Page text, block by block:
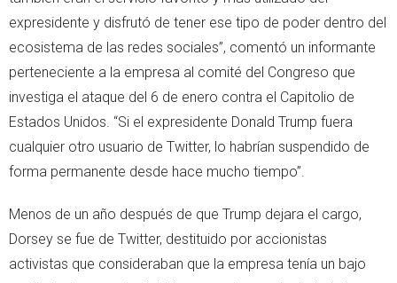
expresidente y disfrutó de tener ese tipo de poder dentro del
ecosistema de las redes sociales”, comentó un informante
perteneciente a la empresa al comité del Congreso que
investiga el ataque del 6 de enero contra el Capitolio de
Estados Unidos. “Si el expresidente Donald Trump fuera
cualquier otro usuario de Twitter, lo habrían suspendido de
forma permanente desde hace mucho tiempo”.
Menos de un año después de que Trump dejara el cargo,
Dorsey se fue de Twitter, destituido por accionistas
activistas que consideraban que la empresa tenía un bajo